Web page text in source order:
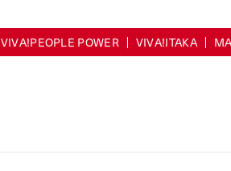
VIVA!PEOPLE POWER VIVA!ITAKA